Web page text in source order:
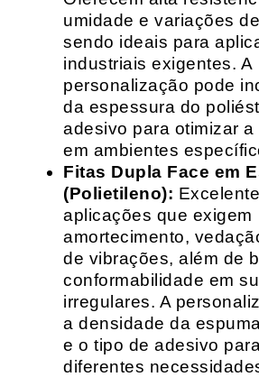
umidade e variações
sendo ideais para
industriais exigentes. A
personalização pode
da espessura do
adesivo para otimizar a
em ambientes
Fitas Dupla Face em
(Polietileno):
aplicações que exigem
amortecimento,
de vibrações, além de
conformabilidade em
irregulares. A
a densidade da
e o tipo de adesivo
diferentes